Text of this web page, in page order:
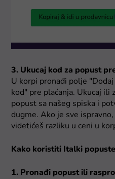
3. Ukucaj kod za popust
U korpi pronađi polje
kod" pre plaćanja. Ukucaj ili
popust sa našeg spiska i
dugme. Ako je sve
videtićeš razliku u ceni u
Kako koristiti Italki
1. Pronađi popust ili